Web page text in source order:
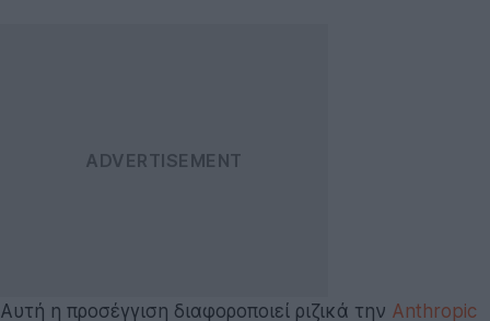
Αυτή η προσέγγιση διαφοροποιεί ριζικά την Anthropic